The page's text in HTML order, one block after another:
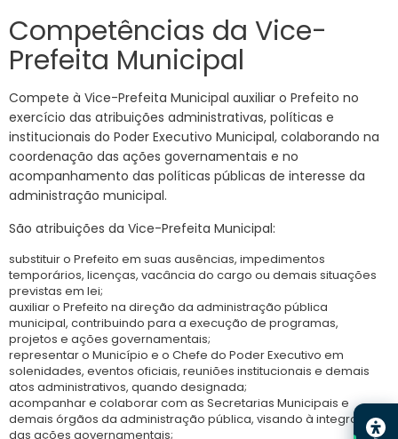
Competências da Vice-
Prefeita Municipal
Compete à Vice-Prefeita Municipal auxiliar o Prefeito no
exercício das atribuições administrativas, políticas e
institucionais do Poder Executivo Municipal, colaborando na
coordenação das ações governamentais e no
acompanhamento das políticas públicas de interesse da
administração municipal.
São atribuições da Vice-Prefeita Municipal:
substituir o Prefeito em suas ausências, impedimentos
temporários, licenças, vacância do cargo ou demais situações
previstas em lei;
auxiliar o Prefeito na direção da administração pública
municipal, contribuindo para a execução de programas,
projetos e ações governamentais;
representar o Município e o Chefe do Poder Executivo em
solenidades, eventos oficiais, reuniões institucionais e demais
atos administrativos, quando designada;
acompanhar e colaborar com as Secretarias Municipais e
demais órgãos da administração pública, visando à integração
das ações governamentais;